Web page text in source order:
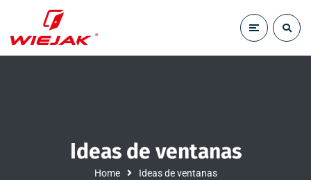
Ideas de ventanas
Home Ideas de ventanas